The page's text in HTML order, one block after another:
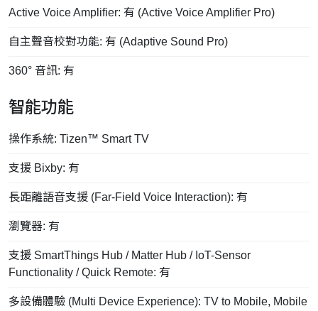
Active Voice Amplifier: 有 (Active Voice Amplifier Pro)
自主聲音校對功能: 有 (Adaptive Sound Pro)
360° 音訊: 有
智能功能
操作系統: Tizen™ Smart TV
支援 Bixby: 有
長距離語音支援 (Far-Field Voice Interaction): 有
瀏覽器: 有
支援 SmartThings Hub / Matter Hub / IoT-Sensor
Functionality / Quick Remote: 有
多設備體驗 (Multi Device Experience): TV to Mobile, Mobile